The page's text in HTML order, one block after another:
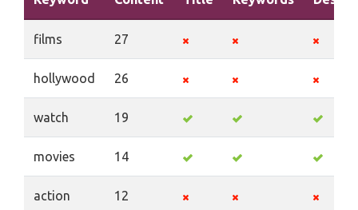
films 27
hollywood 26
watch 19
movies 14
action 12